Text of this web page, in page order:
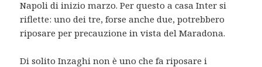
Napoli di inizio marzo. Per questo a casa Inter si
riflette: uno dei tre, forse anche due, potrebbero
riposare per precauzione in vista del Maradona.
Di solito Inzaghi non è uno che fa riposare i